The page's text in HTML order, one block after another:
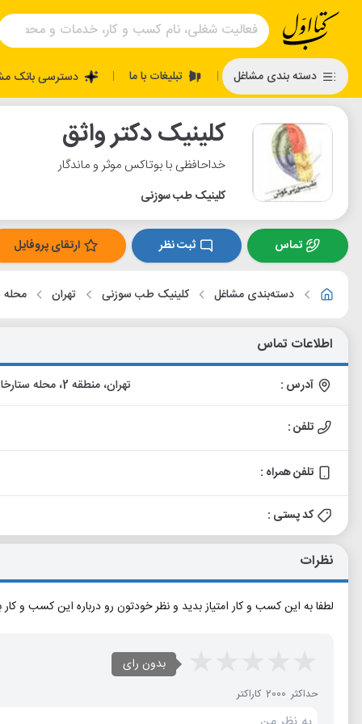
دسته بندی مشاغل | تبلیغات با ما | دسترسی بانک
کلینیک دکتر واثق
خداحافظی با بوتاکس موثر و ماندگار
کلینیک طب سوزنی
تماس ثبت نظر ارتقای پروفایل
دسته‌بندی مشاغل کلینیک طب سوزنی تهران محله
اطلاعات تماس
آدرس : تهران، منطقه 2، محله ستارخان - برق آلستوم، ستارخان، خیابان سازمان آب، پلاک 242
تلفن :
تلفن همراه :
کد پستی :
نظرات
لطفا به این کسب و کار امتیاز بدید و نظر خودتون رو درباره این کسب و کار
بدون رای
حداکثر 2000 کاراکتر